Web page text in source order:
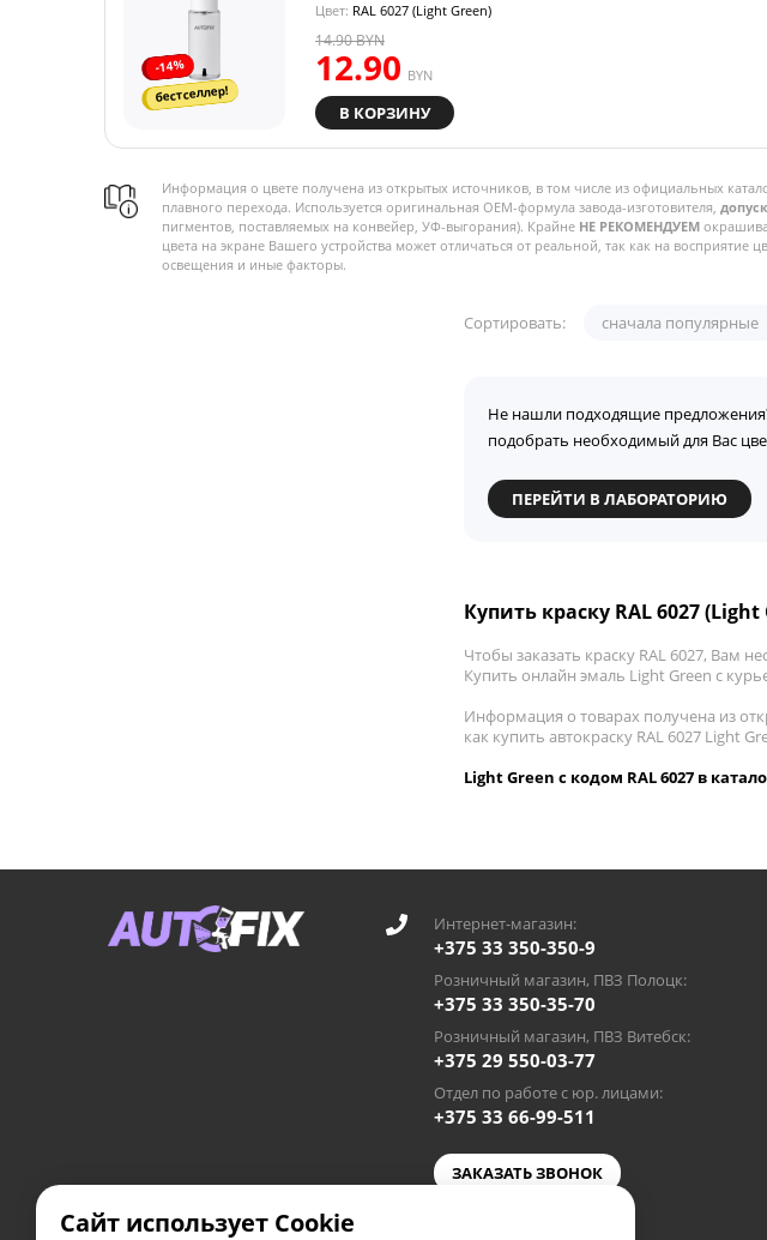
-14%
бестселлер!
Цвет: RAL 6027 (Light Green)
12.90 BYN
14.90BYN
В КОРЗИНУ
Информация о цвете получена из открытых источников, в том числе из официальных
плавного перехода. Используется оригинальная OEM-формула завода-изготовителя,
пигментов, поставляемых на конвейер, УФ-выгорания). Крайне НЕ РЕКОМЕНДУЕМ
цвета на экране Вашего устройства может отличаться от реальной, так как на восприятие
освещения и иные факторы.
Сортировать: сначала популярные
Не нашли подходящие
подобрать необходимый для Вас
ПЕРЕЙТИ В ЛАБОРАТОРИЮ
Купить краску RAL 6027
Чтобы заказать краску RAL 6027, Вам
Купить онлайн эмаль Light Green с
Информация о товарах получена из
как купить автокраску RAL 6027 Light
Light Green с кодом RAL 6027 в
Интернет-магазин:
+375 33 350-350-9
Розничный магазин, ПВЗ Полоцк:
+375 33 350-35-70
Розничный магазин, ПВЗ Витебск:
+375 29 550-03-77
Отдел по работе с юр. лицами:
+375 33 66-99-511
ЗАКАЗАТЬ ЗВОНОК
Сайт использует Cookie